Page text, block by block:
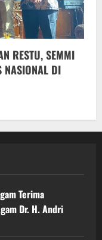
RESTU, SEMMI
NASIONAL DI
Terima
Dr. H. Andri